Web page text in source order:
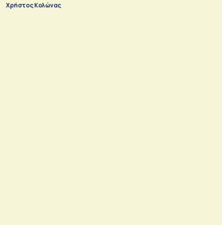
Χρήστος Κολώνας